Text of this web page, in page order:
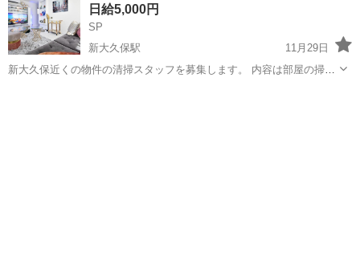
可能な方 【...
日給5,000円
SP
新大久保駅
11月29日
新大久保近くの物件の清掃スタッフを募集します。 内容は部屋の掃除